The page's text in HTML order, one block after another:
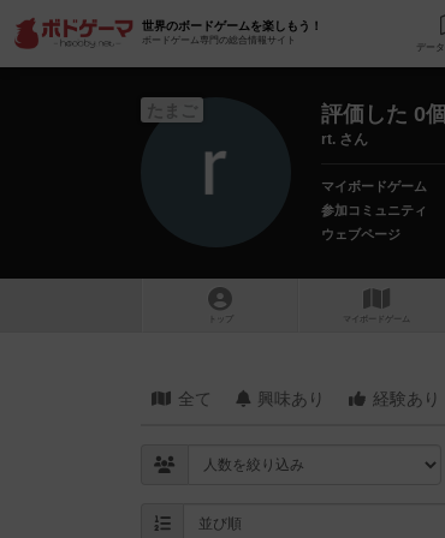
世界のボードゲームを楽しもう！
ボードゲーム専門の総合情報サイト
たまご 評価した 0個
rt. さん
マイボードゲーム
参加コミュニティ
ウェブページ
トップ マイボードゲーム
全て 興味あり 経験あり